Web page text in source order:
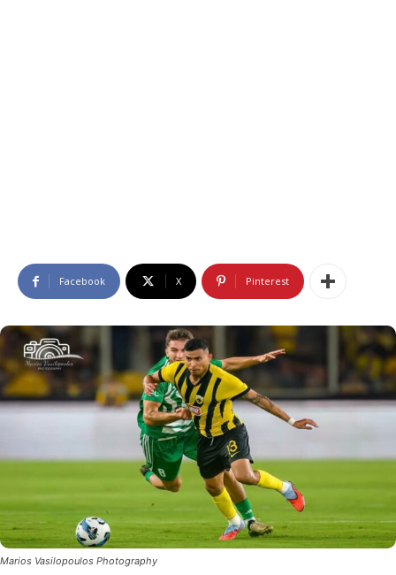
Facebook X Pinterest
Marios Vasilopoulos Photography